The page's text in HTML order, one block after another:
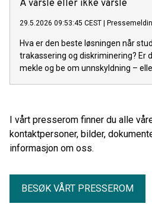
Å varsle eller ikke varsle
29.5.2026 09:53:45 CEST |
Hva er den beste løsningen når
trakassering og diskriminering? Er
mekle og be om unnskyldning –
I vårt presserom finner du alle
kontaktpersoner, bilder,
informasjon om oss.
BESØK VÅRT PRESSEROM